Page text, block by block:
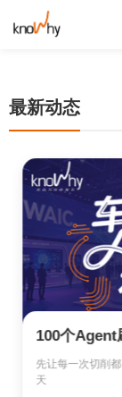
最新动态
先让每一次切削
天